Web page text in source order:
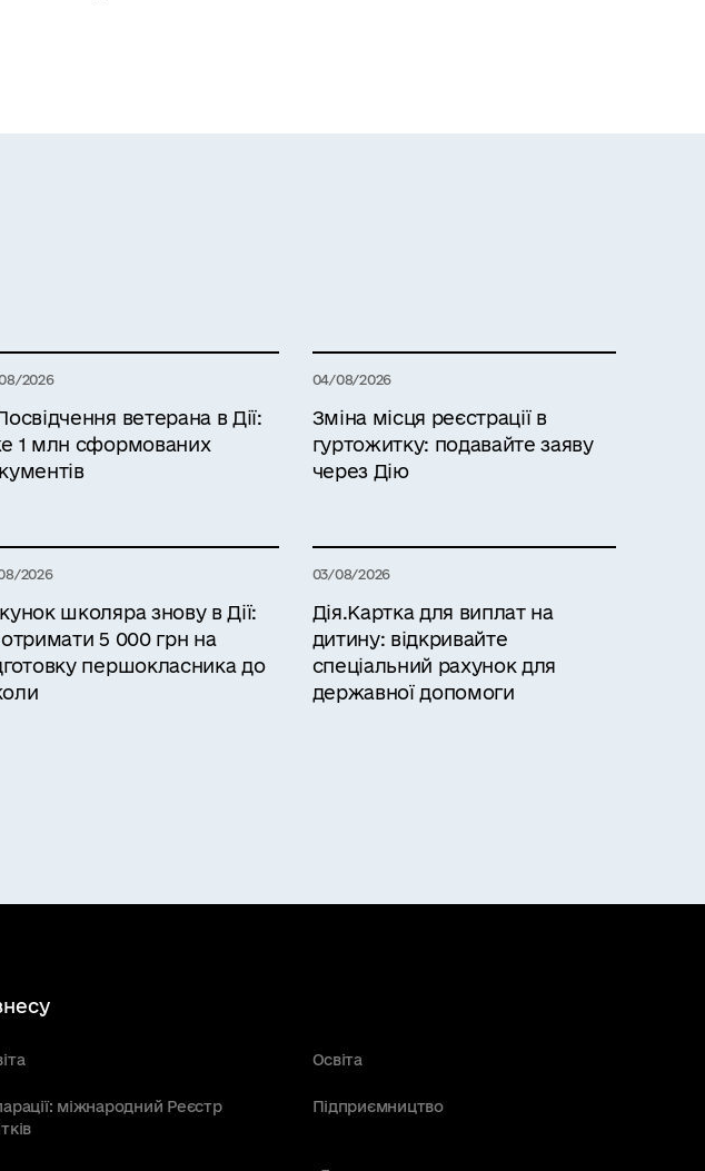
2026
ветерана в Дії:
1 млн сформованих
04/08/2026
Зміна місця реєстрації в
гуртожитку: подавайте заяву
через Дію
2026
школяра знову в Дії:
5 000 грн на
першокласника до
03/08/2026
Дія.Картка для виплат на
дитину: відкривайте
спеціальний рахунок для
державної допомоги
Освіта
міжнародний Реєстр
Підприємництво